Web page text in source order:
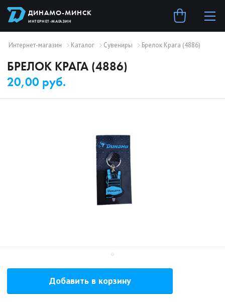
ДИНАМО-МИНСК
ИНТЕРНЕТ-МАГАЗИН
Интернет-магазин Каталог Сувениры Брелок Крага (4886)
БРЕЛОК КРАГА (4886)
20,00 руб.
Добавить в корзину